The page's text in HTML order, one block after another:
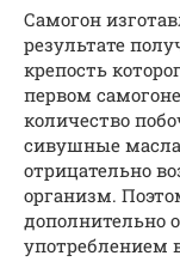
Самогон
результате
крепость
первом
количество
сивушные
отрицательно
организм.
дополнительно
употреблением